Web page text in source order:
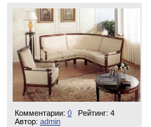
Комментарии: 0
Рейтинг: 4
Автор: admin